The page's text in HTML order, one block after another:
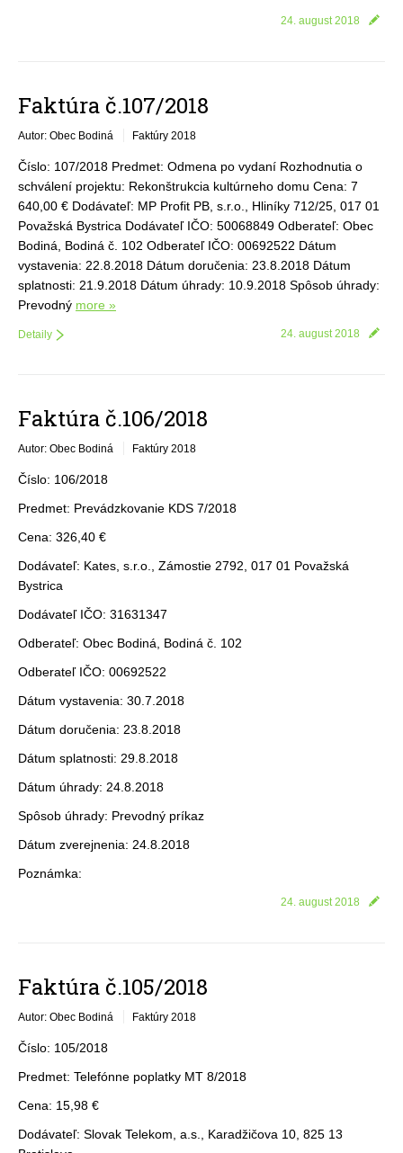
24. august 2018
Faktúra č.107/2018
Autor: Obec Bodiná Faktúry 2018
Číslo: 107/2018 Predmet: Odmena po vydaní Rozhodnutia o
schválení projektu: Rekonštrukcia kultúrneho domu Cena: 7
640,00 € Dodávateľ: MP Profit PB, s.r.o., Hliníky 712/25, 017 01
Považská Bystrica Dodávateľ IČO: 50068849 Odberateľ: Obec
Bodiná, Bodiná č. 102 Odberateľ IČO: 00692522 Dátum
vystavenia: 22.8.2018 Dátum doručenia: 23.8.2018 Dátum
splatnosti: 21.9.2018 Dátum úhrady: 10.9.2018 Spôsob úhrady:
Prevodný more »
24. august 2018
Detaily
Faktúra č.106/2018
Autor: Obec Bodiná Faktúry 2018
Číslo: 106/2018
Predmet: Prevádzkovanie KDS 7/2018
Cena: 326,40 €
Dodávateľ: Kates, s.r.o., Zámostie 2792, 017 01 Považská
Bystrica
Dodávateľ IČO: 31631347
Odberateľ: Obec Bodiná, Bodiná č. 102
Odberateľ IČO: 00692522
Dátum vystavenia: 30.7.2018
Dátum doručenia: 23.8.2018
Dátum splatnosti: 29.8.2018
Dátum úhrady: 24.8.2018
Spôsob úhrady: Prevodný príkaz
Dátum zverejnenia: 24.8.2018
Poznámka:
24. august 2018
Faktúra č.105/2018
Autor: Obec Bodiná Faktúry 2018
Číslo: 105/2018
Predmet: Telefónne poplatky MT 8/2018
Cena: 15,98 €
Dodávateľ: Slovak Telekom, a.s., Karadžičova 10, 825 13